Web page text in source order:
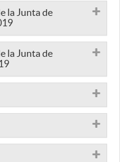
la Junta de
la Junta de